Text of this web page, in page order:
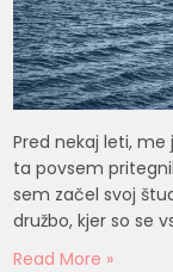
Pred nekaj leti,
ta povsem
sem začel svoj
družbo, kjer so se
Read More »